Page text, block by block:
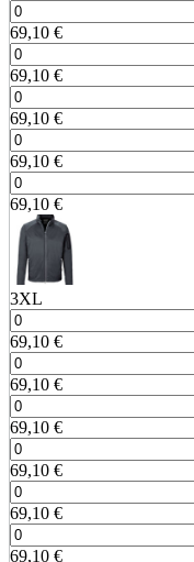
69,10 €
69,10 €
69,10 €
69,10 €
69,10 €
3XL
69,10 €
69,10 €
69,10 €
69,10 €
69,10 €
69,10 €